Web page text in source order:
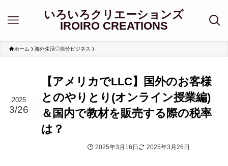
いろいろクリエーションズ
IROIRO CREATIONS
ホーム 海外生活♡自分ビジネス
【アメリカでLLC】国外のお客様
とのやりとり(オンライン授業編)
＆国内で教材を販売する際の税率
は？
2025
3/26
2025年3月16日 2025年3月26日